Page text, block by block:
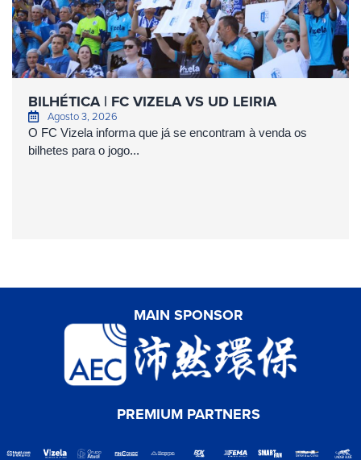
BILHÉTICA | FC VIZELA VS UD LEIRIA
Agosto 3, 2026
O FC Vizela informa que já se encontram à venda os
bilhetes para o jogo...
MAIN SPONSOR
PREMIUM PARTNERS